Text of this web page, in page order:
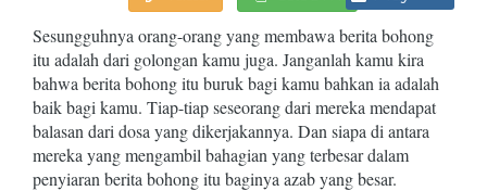
Sesungguhnya orang-orang yang membawa berita bohong
itu adalah dari golongan kamu juga. Janganlah kamu kira
bahwa berita bohong itu buruk bagi kamu bahkan ia adalah
baik bagi kamu. Tiap-tiap seseorang dari mereka mendapat
balasan dari dosa yang dikerjakannya. Dan siapa di antara
mereka yang mengambil bahagian yang terbesar dalam
penyiaran berita bohong itu baginya azab yang besar.